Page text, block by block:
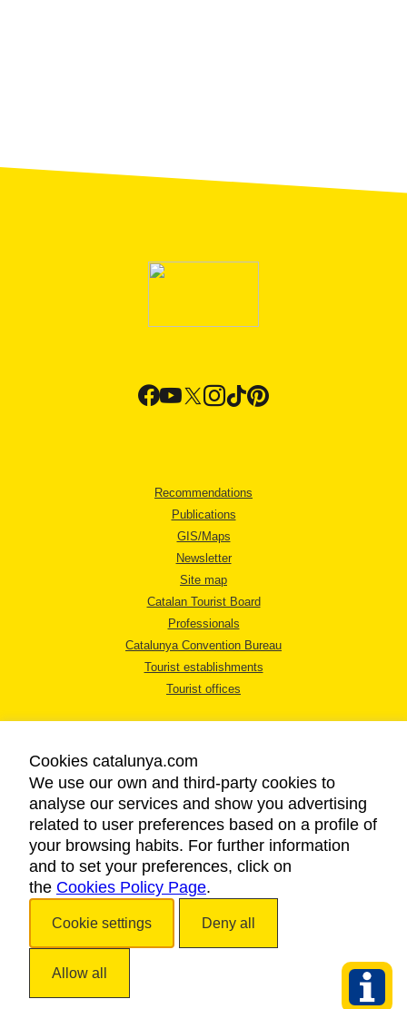
Recommendations
Publications
GIS/Maps
Newsletter
Site map
Catalan Tourist Board
Professionals
Catalunya Convention Bureau
Tourist establishments
Tourist offices
LEGAL NOTICE
PRIVACY POLICY
COOKIES POLICY
ACCESSIBILITY
Cookies catalunya.com
We use our own and third-party cookies to
analyse our services and show you advertising
related to user preferences based on a profile of
your browsing habits. For further information
and to set your preferences, click on
the Cookies Policy Page.
Cookie settings Deny all
Allow all